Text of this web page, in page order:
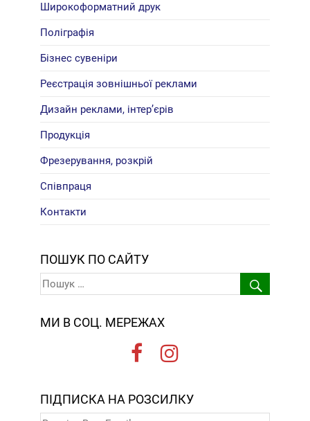
Широкоформатний друк
Поліграфія
Бізнес сувеніри
Реєстрація зовнішньої реклами
Дизайн реклами, інтер’єрів
Продукція
Фрезерування, розкрій
Співпраця
Контакти
ПОШУК ПО САЙТУ
МИ В СОЦ. МЕРЕЖАХ
ПІДПИСКА НА РОЗСИЛКУ